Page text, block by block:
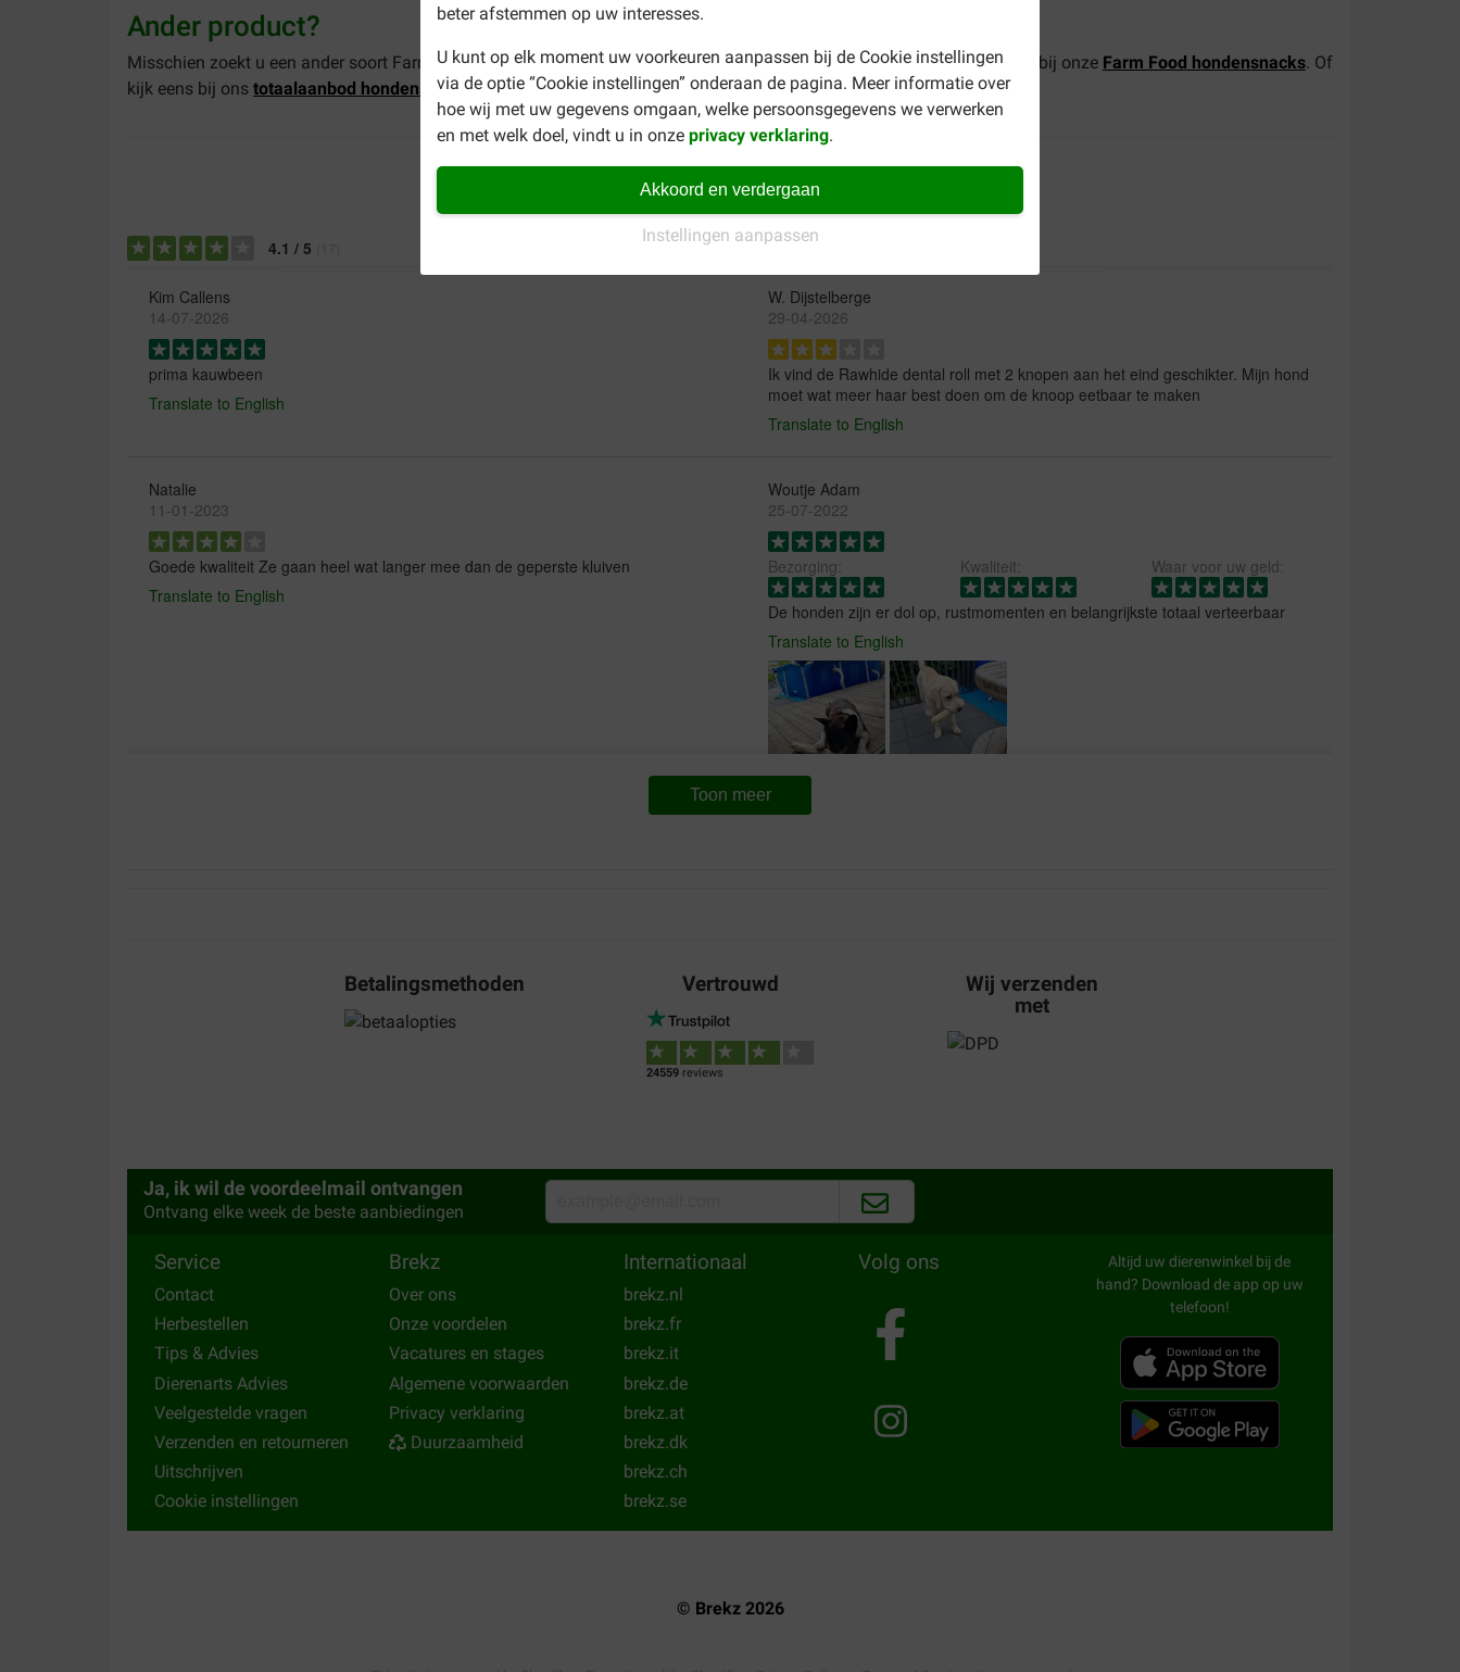
beter afstemmen op uw interesses.
U kunt op elk moment uw voorkeuren aanpassen bij de Cookie instellingen
via de optie “Cookie instellingen” onderaan de pagina. Meer informatie over
hoe wij met uw gegevens omgaan, welke persoonsgegevens we verwerken
en met welk doel, vindt u in onze privacy verklaring.
Akkoord en verdergaan
Instellingen aanpassen
Ander product?
Misschien zoekt u een ander soort Farm Food Rawhide Dental Roll, bijvoorbeeld een medium of small variant? Kijk dan bij onze Farm Food hondensnacks. Of
kijk eens bij ons totaalaanbod hondensnacks.
4.1 / 5
Kim Callens
14-07-2026
prima kauwbeen
Translate to English
W. Dijstelberge
29-04-2026
Ik vind de Rawhide dental roll met 2 knopen aan het eind geschikter. Mijn hond
moet wat meer haar best doen om de knoop eetbaar te maken
Translate to English
Natalie
11-01-2023
Goede kwaliteit Ze gaan heel wat langer mee dan de geperste kluiven
Translate to English
Woutje Adam
25-07-2022
Bezorging: Kwaliteit: Waar voor uw geld:
De honden zijn er dol op, rustmomenten en belangrijkste totaal verteerbaar
Translate to English
hiervan vindt ze ook niet lekker merken we
Ik heb kauwbotten besteld, een grote en een kleine soort. De grote waren
binnen een uur op, de kleine zijn hard dus zou hij langer werk hebben maar hij
Translate to English
Inge Roos
hond . Graag exacte afmetingen aangeven
Translate to English
klant
28-09-2020
Zeer goed product, onze honden zijn er gek op. Veel knabbelplezier.
Translate to English
Mw. J. Panhuijzen
Honden vonden het lekker
Translate to English
Toon meer
Betalingsmethoden Vertrouwd
24559reviews
Wij verzenden
met
Ja, ik wil de voordeelmail ontvangen
Ontvang elke week de beste aanbiedingen
Service
Contact
Herbestellen
Tips & Advies
Dierenarts Advies
Veelgestelde vragen
Verzenden en retourneren
Uitschrijven
Cookie instellingen
Brekz
Over ons
Onze voordelen
Vacatures en stages
Algemene voorwaarden
Privacy verklaring
Duurzaamheid
Internationaal
brekz.nl
brekz.fr
brekz.it
brekz.de
brekz.at
brekz.dk
brekz.ch
brekz.se
Volg ons
Altijd uw dierenwinkel bij de
hand? Download de app op uw
telefoon!
© Brekz 2026